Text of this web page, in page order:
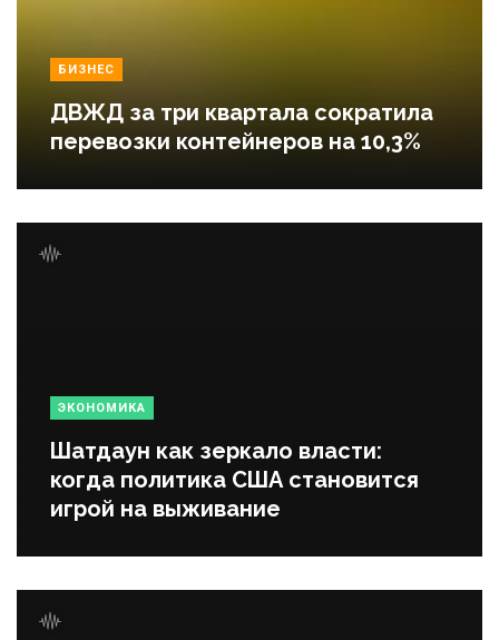
БИЗНЕС
ДВЖД за три квартала сократила
перевозки контейнеров на 10,3%
ЭКОНОМИКА
Шатдаун как зеркало власти:
когда политика США становится
игрой на выживание